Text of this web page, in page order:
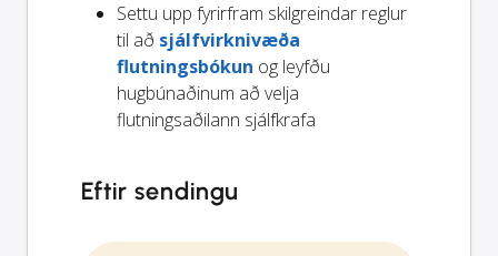
Settu upp fyrirfram skilgreindar reglur
til að sjálfvirknivæða
flutningsbókun og leyfðu
hugbúnaðinum að velja
flutningsaðilann sjálfkrafa
Eftir sendingu